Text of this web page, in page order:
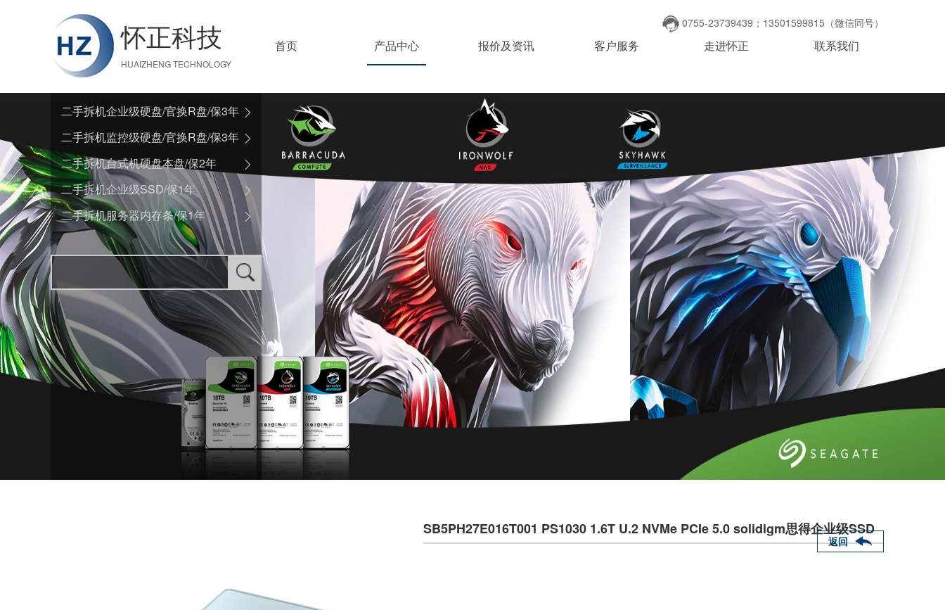
怀正科技
HUAIZHENG TECHNOLOGY
0755-23739439；13501599815（微信同号）
首页 产品中心 报价及资讯 客户服务 走进怀正 联系我们
二手拆机企业级硬盘/官换R盘/保3年
二手拆机监控级硬盘/官换R盘/保3年
二手拆机台式机硬盘本盘/保2年
二手拆机企业级SSD/保1年
二手拆机服务器内存条/保1年
SB5PH27E016T001 PS1030 1.6T U.2 NVMe PCIe 5.0 solidigm思得企业级SSD
返回